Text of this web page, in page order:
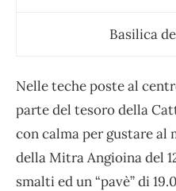
Basilica
Nelle teche poste al
parte del tesoro della
con calma per gustare
dellaMitra Angioinadel
smalti ed un “pavè” di